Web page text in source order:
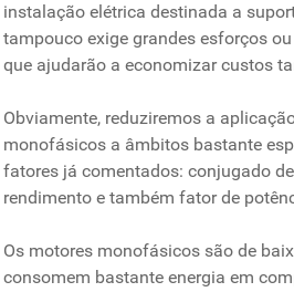
instalação elétrica destinada a
tampouco exige grandes esforços
que ajudarão a economizar custos
Obviamente, reduziremos a
monofásicos a âmbitos bastante
fatores já comentados: conjugado
rendimento e também fator de
Os motores monofásicos são de
consomem bastante energia em